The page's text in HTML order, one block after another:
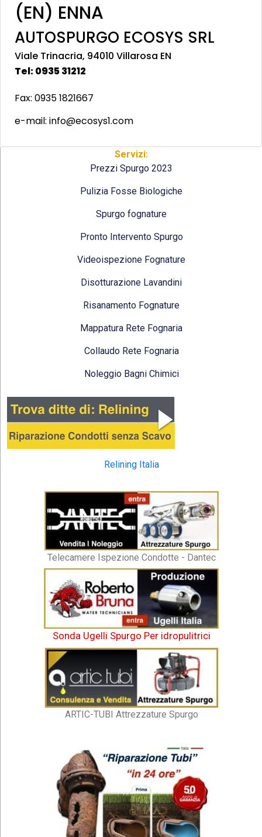
(EN) ENNA
AUTOSPURGO ECOSYS SRL
Viale Trinacria, 94010 Villarosa EN
Tel: 0935 31212
Fax: 0935 1821667
e-mail: info@ecosys1.com
Servizi:
Prezzi Spurgo 2023
Pulizia Fosse Biologiche
Spurgo fognature
Pronto Intervento Spurgo
Videoispezione Fognature
Disotturazione Lavandini
Risanamento Fognature
Mappatura Rete Fognaria
Collaudo Rete Fognaria
Noleggio Bagni Chimici
Relining Italia
Telecamere Ispezione Condotte - Dantec
Sonda Ugelli Spurgo Per idropulitrici
ARTIC-TUBI Attrezzature Spurgo